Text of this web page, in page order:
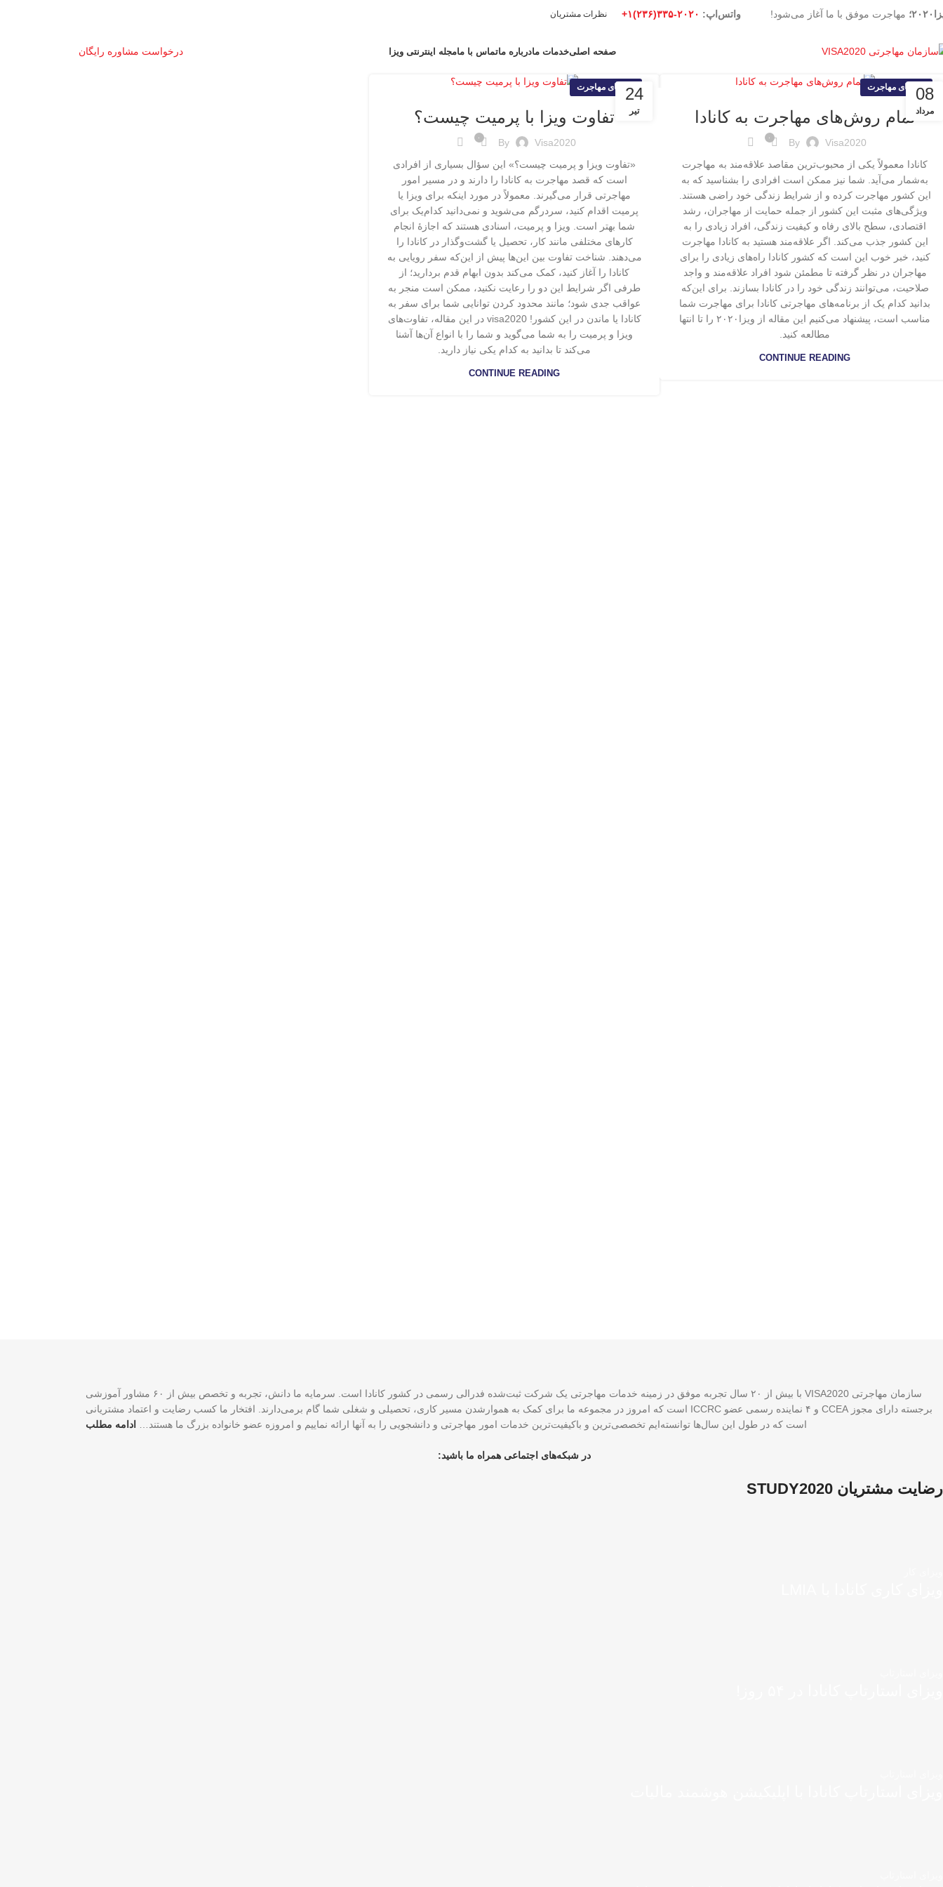
مهاجرت موفق با ما آغاز می‌شود! واتس‌اپ: ۲۰۲۰-۳۳۵(۲۳۶)۱+ نظرات مشتریان
صفحه اصلیخدمات مادرباره ماتماس با مامجله اینترنتی ویزا درخواست مشاوره رایگان
08
مرداد
راهنمای مهاجرت
تمام روش‌های مهاجرت به کانادا
By Visa2020 ۰
کانادا معمولاً یکی از محبوب‌ترین مقاصد علاقه‌مند به مهاجرت
به‌شمار می‌آید. شما نیز ممکن است افرادی را بشناسید که به
این کشور مهاجرت کرده و از شرایط زندگی خود راضی هستند.
ویژگی‌های مثبت این کشور از جمله حمایت از مهاجران، رشد
اقتصادی، سطح بالای رفاه و کیفیت زندگی، افراد زیادی را به
این کشور جذب می‌کند. اگر علاقه‌مند هستید به کانادا مهاجرت
کنید،‌ خبر خوب این است که کشور کانادا راه‌های زیادی را برای
مهاجران در نظر گرفته تا مطمئن شود افراد علاقه‌مند و واجد
صلاحیت، می‌توانند زندگی خود را در کانادا بسازند. برای این‌که
بدانید کدام یک از برنامه‌های مهاجرتی کانادا برای مهاجرت شما
مناسب است، پیشنهاد می‌کنیم این مقاله از ویزا۲۰۲۰ را تا انتها
مطالعه کنید.
CONTINUE READING
24
تیر
راهنمای مهاجرت
تفاوت ویزا با پرمیت چیست؟
By Visa2020 ۰
«تفاوت ویزا و پرمیت چیست؟» این سؤال بسیاری از افرادی‌
است که قصد مهاجرت به کانادا را دارند و در مسیر امور
مهاجرتی قرار می‌گیرند. معمولاً در مورد اینکه برای ویزا یا
پرمیت اقدام کنید، سردرگم می‌شوید و نمی‌دانید کدام‌یک برای
شما بهتر است. ویزا و پرمیت، اسنادی هستند که اجازۀ انجام
کارهای مختلفی مانند کار، تحصیل یا گشت‌و‌گذار در کانادا را
می‌دهند. شناخت تفاوت بین این‌ها پیش از این‌که سفر رویایی به
کانادا را آغاز کنید، کمک می‌کند بدون ابهام قدم بردارید؛ از
طرفی اگر شرایط این دو را رعایت نکنید، ممکن است منجر به
عواقب جدی شود؛ مانند محدود کردن توانایی شما برای سفر به
کانادا یا ماندن در این کشور! visa2020 در این مقاله، تفاوت‌های
ویزا و پرمیت را به شما می‌گوید و شما را با انواع آن‌ها آشنا
می‌کند تا بدانید به کدام یکی نیاز دارید.
CONTINUE READING
سازمان مهاجرتی VISA2020 با بیش از ۲۰ سال تجربه موفق در زمینه خدمات مهاجرتی یک شرکت ثبت‌شده فدرالی رسمی در کشور کانادا است. سرمایه ما دانش، تجربه و تخصص بیش از ۶۰ مشاور آموزشی
برجسته دارای مجوز CCEA و ۴ نماینده رسمی عضو ICCRC است که امروز در مجموعه ما برای کمک به هموارشدن مسیر کاری، تحصیلی و شغلی شما گام برمی‌دارند. افتخار ما کسب رضایت و اعتماد مشتریانی
است که در طول این سال‌ها توانسته‌ایم تخصصی‌ترین و باکیفیت‌ترین خدمات امور مهاجرتی و دانشجویی را به آنها ارائه نماییم و امروزه عضو خانواده بزرگ ما هستند…
ادامه مطلب
در شبکه‌های اجتماعی همراه ما باشید:
رضایت مشتریان STUDY2020